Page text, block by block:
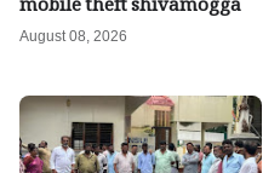
mobile theft shivamogga
August 08, 2026